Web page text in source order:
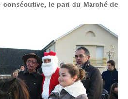
consécutive, le pari du Marché de